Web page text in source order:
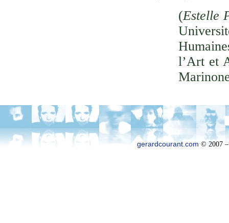
(Estelle
l’Art et
gerardcourant.com © 2007